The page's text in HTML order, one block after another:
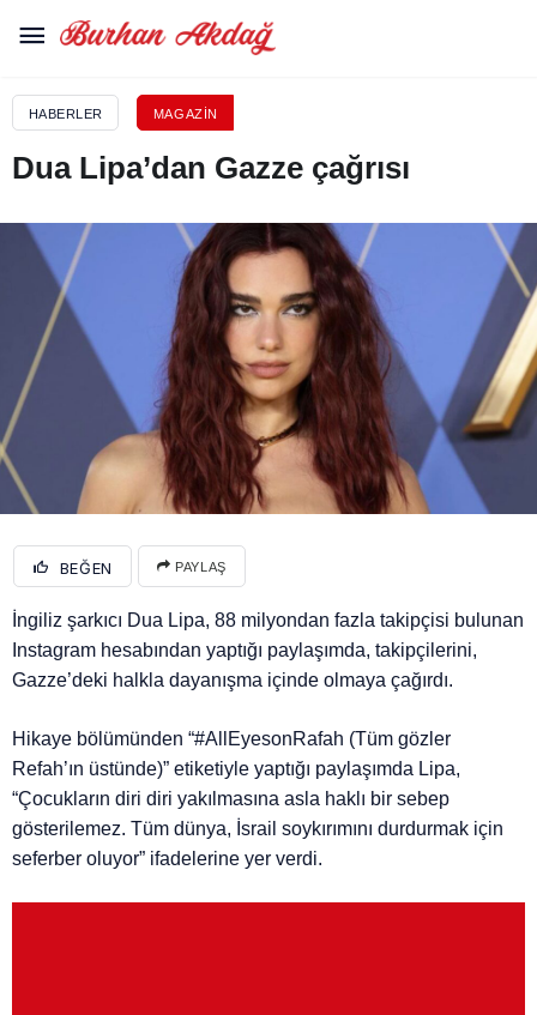
HABERLER MAGAZIN
Dua Lipa’dan Gazze çağrısı
BEĞEN PAYLAŞ
İngiliz şarkıcı Dua Lipa, 88 milyondan fazla takipçisi bulunan
Instagram hesabından yaptığı paylaşımda, takipçilerini,
Gazze’deki halkla dayanışma içinde olmaya çağırdı.
Hikaye bölümünden “#AllEyesonRafah (Tüm gözler
Refah’ın üstünde)” etiketiyle yaptığı paylaşımda Lipa,
“Çocukların diri diri yakılmasına asla haklı bir sebep
gösterilemez. Tüm dünya, İsrail soykırımını durdurmak için
seferber oluyor” ifadelerine yer verdi.